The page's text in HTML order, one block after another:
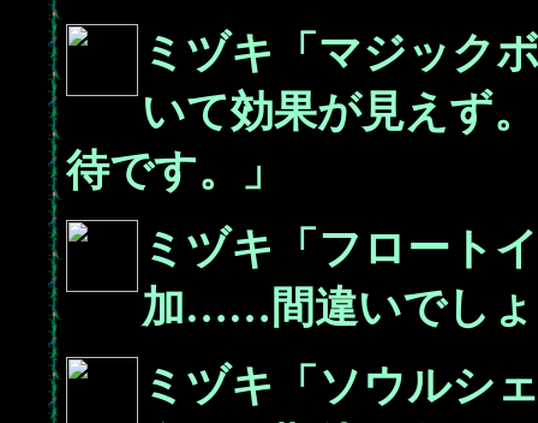
ミヅキ「マジック
いて効果が見えず
待です。」
ミヅキ「フロート
加……間違いでしょ
ミヅキ「ソウルシ